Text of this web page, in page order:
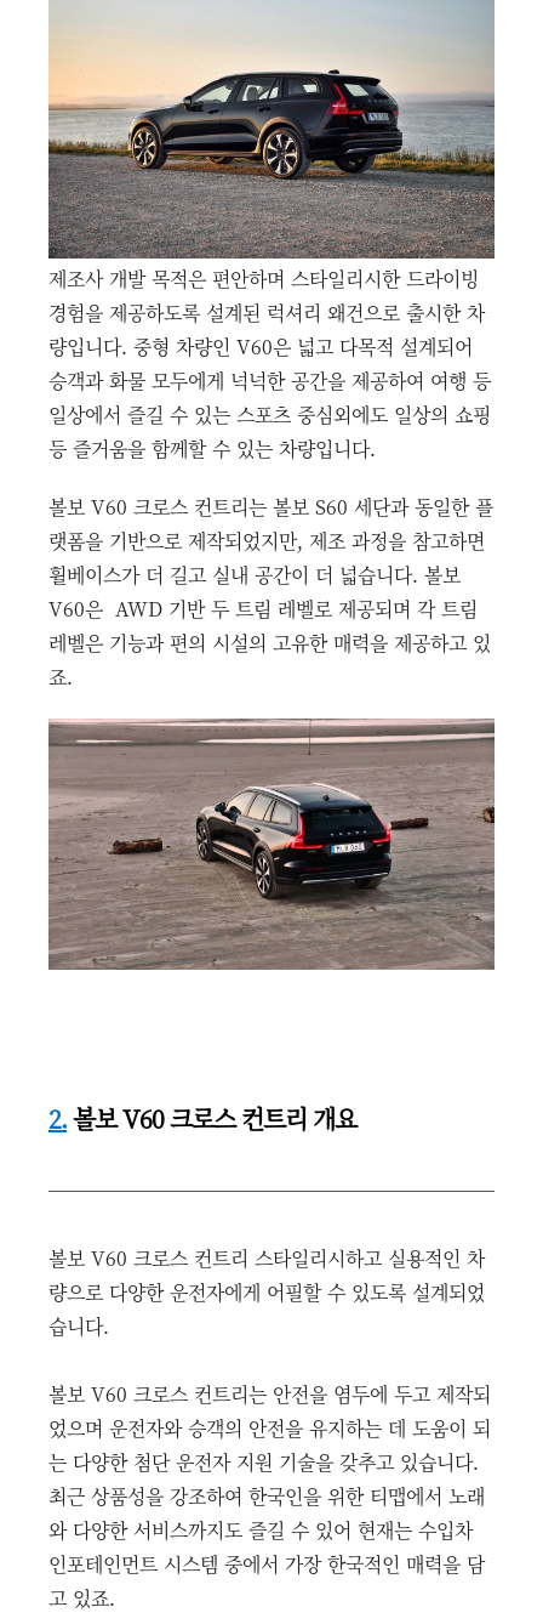
제조사 개발 목적은 편안하며 스타일리시한 드라이빙
경험을 제공하도록 설계된 럭셔리 왜건으로 출시한 차
량입니다. 중형 차량인 V60은 넓고 다목적 설계되어
승객과 화물 모두에게 넉넉한 공간을 제공하여 여행 등
일상에서 즐길 수 있는 스포츠 중심외에도 일상의 쇼핑
등 즐거움을 함께할 수 있는 차량입니다.
볼보 V60 크로스 컨트리는 볼보 S60 세단과 동일한 플
랫폼을 기반으로 제작되었지만, 제조 과정을 참고하면
휠베이스가 더 길고 실내 공간이 더 넓습니다. 볼보
V60은 AWD 기반 두 트림 레벨로 제공되며 각 트림
레벨은 기능과 편의 시설의 고유한 매력을 제공하고 있
죠.
2.볼보 V60 크로스 컨트리 개요
볼보 V60 크로스 컨트리 스타일리시하고 실용적인 차
량으로 다양한 운전자에게 어필할 수 있도록 설계되었
습니다.
볼보 V60 크로스 컨트리는 안전을 염두에 두고 제작되
었으며 운전자와 승객의 안전을 유지하는 데 도움이 되
는 다양한 첨단 운전자 지원 기술을 갖추고 있습니다.
최근 상품성을 강조하여 한국인을 위한 티맵에서 노래
와 다양한 서비스까지도 즐길 수 있어 현재는 수입차
인포테인먼트 시스템 중에서 가장 한국적인 매력을 담
고 있죠.